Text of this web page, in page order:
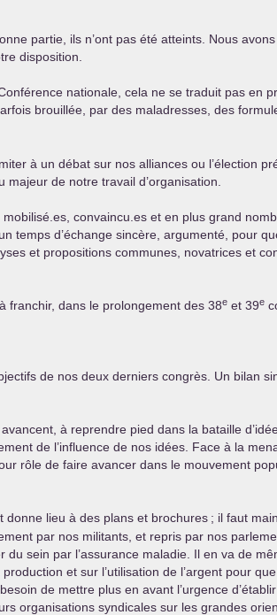
partie, ils n’ont pas été atteints. Nous
disposition.
nationale, cela ne se traduit pas en
brouillée, par des maladresses, des
à un débat sur nos alliances ou l’élection
de notre travail d’organisation.
convaincu.es et en plus grand
temps d’échange sincère, argumenté, pour
et propositions communes, novatrices et
franchir, dans le prolongement des 38e et 39e
de nos deux derniers congrès. Un bilan
à reprendre pied dans la bataille
de l’influence de nos idées. Face à la
rôle de faire avancer dans le mouvement
donne lieu à des plans et brochures ; il faut
par nos militants, et repris par nos
sein par l’assurance maladie. Il en va de
et sur l’utilisation de l’argent pour
de mettre plus en avant l’urgence
organisations syndicales sur les grandes